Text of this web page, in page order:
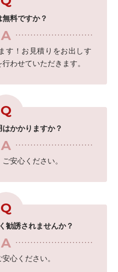
料ですか？
す！お見積りをお出しす
わせていただきます。
かかりますか？
安心ください。
勧誘されませんか？
心ください。